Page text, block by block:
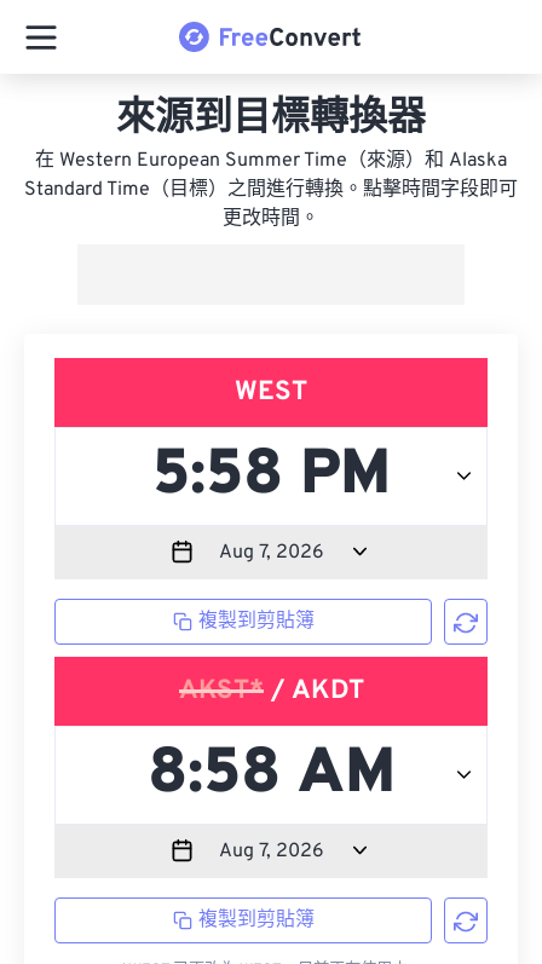
來源到目標轉換器
在 Western European Summer Time（來源）和 Alaska
Standard Time（目標）之間進行轉換。點擊時間字段即可
更改時間。
WEST
複製到剪貼簿
AKST*/ AKDT
複製到剪貼簿